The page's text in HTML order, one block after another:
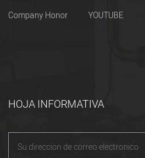
Company Honor
YOUTUBE
HOJA INFORMATIVA